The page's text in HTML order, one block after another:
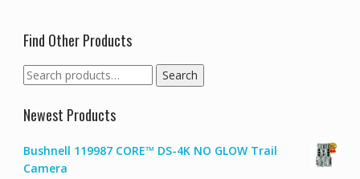
Find Other Products
Search
for:
Search
Newest Products
Bushnell 119987 CORE™ DS-4K NO GLOW Trail
Camera